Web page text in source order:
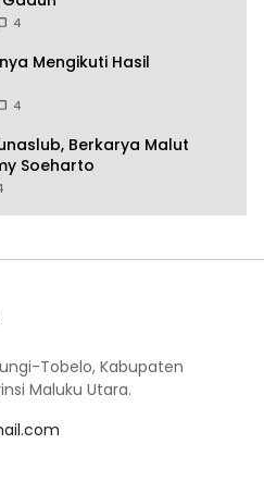
4
Mengikuti Hasil
4
Berkarya Malut
Soeharto
Tobelo, Kabupaten
Maluku Utara.